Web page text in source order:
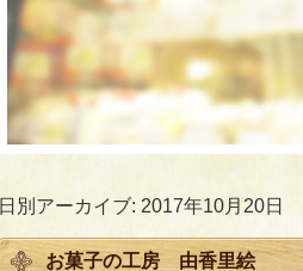
日別アーカイブ: 2017年10月20日
お菓子の工房 由香里絵